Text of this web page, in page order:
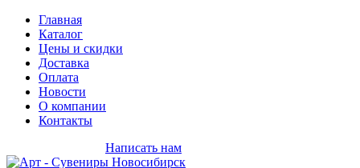
Главная
Каталог
Цены и скидки
Доставка
Оплата
Новости
О компании
Контакты
Написать нам